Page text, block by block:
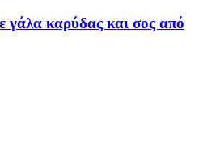
γάλα καρύδας και σος από